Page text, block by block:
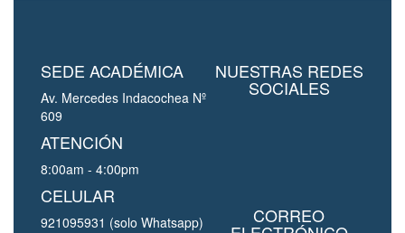
SEDE ACADÉMICA
Av. Mercedes Indacochea Nº
609
ATENCIÓN
8:00am - 4:00pm
CELULAR
921095931 (solo Whatsapp)
NUESTRAS REDES
SOCIALES
CORREO